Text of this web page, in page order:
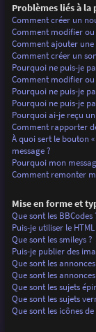
Problèmes liés à la
Comment créer un
Comment modifier
Comment ajouter une
Comment créer un
Pourquoi ne puis-je
Comment modifier
Pourquoi ne puis-je
Pourquoi ne puis-je
Pourquoi ai-je reçu
Comment rapporter
À quoi sert le bouton
message ?
Pourquoi mon
Comment remonter
Mise en forme et
Que sont les BBCodes
Puis-je utiliser le HTML
Que sont les smileys ?
Puis-je publier des
Que sont les
Que sont les annonces
Que sont les sujets
Que sont les sujets
Que sont les icônes de